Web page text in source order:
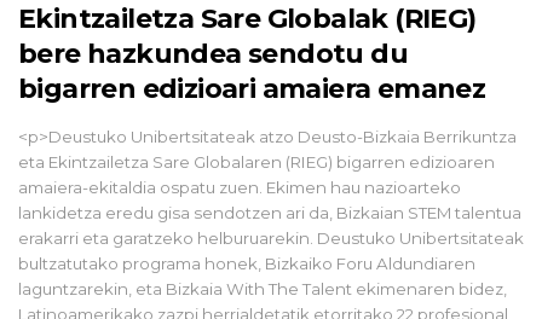
Ekintzailetza Sare Globalak (RIEG)
bere hazkundea sendotu du
bigarren edizioari amaiera emanez
<p>Deustuko Unibertsitateak atzo Deusto-Bizkaia Berrikuntza
eta Ekintzailetza Sare Globalaren (RIEG) bigarren edizioaren
amaiera-ekitaldia ospatu zuen. Ekimen hau nazioarteko
lankidetza eredu gisa sendotzen ari da, Bizkaian STEM talentua
erakarri eta garatzeko helburuarekin. Deustuko Unibertsitateak
bultzatutako programa honek, Bizkaiko Foru Aldundiaren
laguntzarekin, eta Bizkaia With The Talent ekimenaren bidez,
Latinoamerikako zazpi herrialdetatik etorritako 22 profesional